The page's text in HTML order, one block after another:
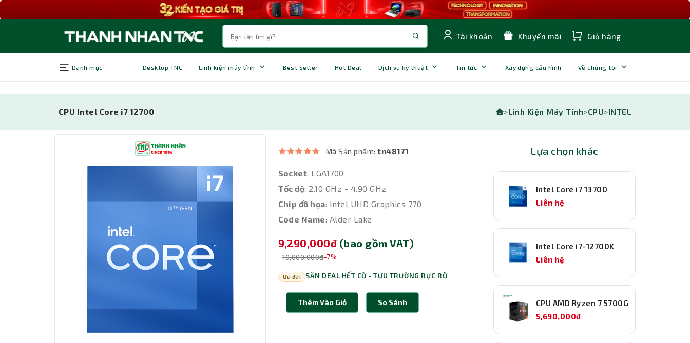
Tài khoản Khuyến mãi Giỏ hàng
Danh mục Desktop TNC Linh kiện máy tính Best Seller Hot Deal Dịch vụ kỹ thuật Tin tức Xây dựng cấu hình Về chúng tôi
CPU Intel Core i7 12700 >Linh Kiện Máy Tính>CPU>INTEL
Mã Sản phẩm:tn48171
Socket: LGA1700
Tốc độ: 2.10 GHz - 4.90 GHz
Chip đồ họa: Intel UHD Graphics 770
Code Name: Alder Lake
9,290,000đ (bao gồm VAT)
10,000,000đ-7%
Ưu đãi SĂN DEAL HẾT CỠ - TỰU TRƯỜNG RỰC RỠ
Thêm Vào Giỏ So Sánh
Lựa chọn khác
Intel Core i7 13700
Liên hệ
Intel Core i7-12700K
Liên hệ
CPU AMD Ryzen 7 5700G
5,690,000đ